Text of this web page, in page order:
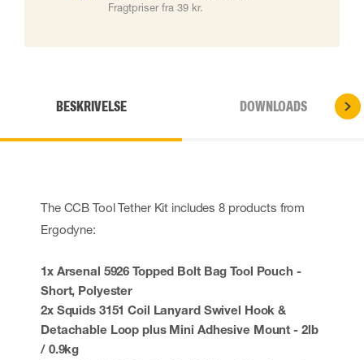
Fragtpriser fra 39 kr.
BESKRIVELSE DOWNLOADS
The CCB Tool Tether Kit includes 8 products from
Ergodyne:
1x Arsenal 5926 Topped Bolt Bag Tool Pouch -
Short, Polyester
2x Squids 3151 Coil Lanyard Swivel Hook &
Detachable Loop plus Mini Adhesive Mount - 2lb
/ 0.9kg